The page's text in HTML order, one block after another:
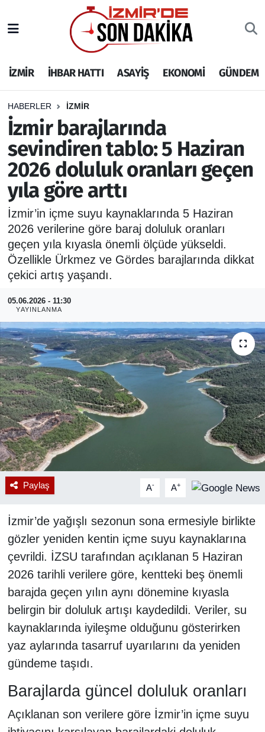
İZMİR İHBAR HATTI ASAYİŞ EKONOMİ GÜNDEM
HABERLER İZMİR
İzmir barajlarında
sevindiren tablo: 5 Haziran
2026 doluluk oranları geçen
yıla göre arttı
İzmir’in içme suyu kaynaklarında 5 Haziran
2026 verilerine göre baraj doluluk oranları
geçen yıla kıyasla önemli ölçüde yükseldi.
Özellikle Ürkmez ve Gördes barajlarında dikkat
çekici artış yaşandı.
05.06.2026 - 11:30
YAYINLANMA
Paylaş A- A+
İzmir’de yağışlı sezonun sona ermesiyle birlikte
gözler yeniden kentin içme suyu kaynaklarına
çevrildi. İZSU tarafından açıklanan 5 Haziran
2026 tarihli verilere göre, kentteki beş önemli
barajda geçen yılın aynı dönemine kıyasla
belirgin bir doluluk artışı kaydedildi. Veriler, su
kaynaklarında iyileşme olduğunu gösterirken
yaz aylarında tasarruf uyarılarını da yeniden
gündeme taşıdı.
Barajlarda güncel doluluk oranları
Açıklanan son verilere göre İzmir’in içme suyu
İHBAR HATTI
DEPREM
GENEL
EKONOMİ
SİYASET
SPOR
ASAYİŞ
İzmir Nöbetçi Eczaneler
İzmir Hava Durumu
İzmir Namaz Vakitleri
İzmir Trafik Yoğunluk Haritası
Puan Durumu ve Fikstür
Tüm Manşetler
Son Dakika Haberleri
Haber Arşivi